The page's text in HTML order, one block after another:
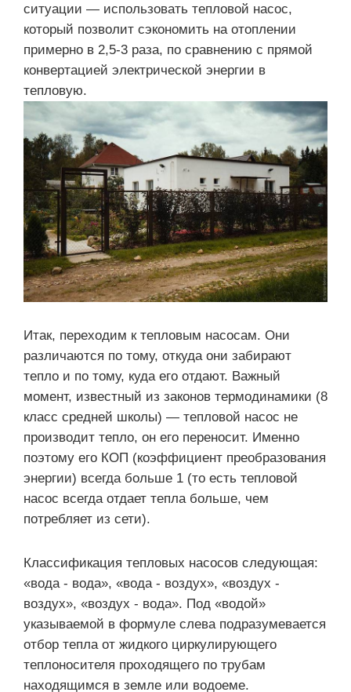
ситуации — использовать тепловой насос,
который позволит сэкономить на отоплении
примерно в 2,5-3 раза, по сравнению с прямой
конвертацией электрической энергии в
тепловую.
Итак, переходим к тепловым насосам. Они
различаются по тому, откуда они забирают
тепло и по тому, куда его отдают. Важный
момент, известный из законов термодинамики (8
класс средней школы) — тепловой насос не
производит тепло, он его переносит. Именно
поэтому его КОП (коэффициент преобразования
энергии) всегда больше 1 (то есть тепловой
насос всегда отдает тепла больше, чем
потребляет из сети).
Классификация тепловых насосов следующая:
«вода - вода», «вода - воздух», «воздух -
воздух», «воздух - вода». Под «водой»
указываемой в формуле слева подразумевается
отбор тепла от жидкого циркулирующего
теплоносителя проходящего по трубам
находящимся в земле или водоеме.